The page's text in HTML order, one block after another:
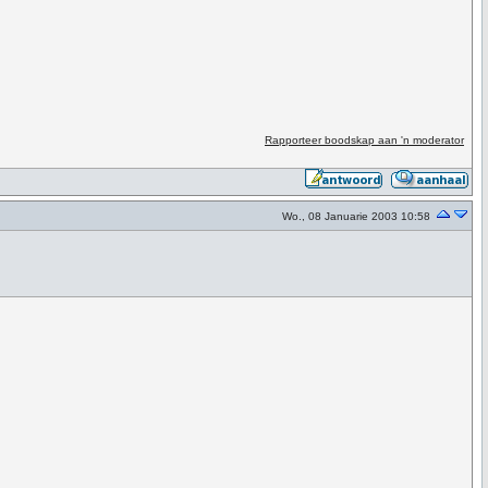
Rapporteer boodskap aan 'n moderator
Wo., 08 Januarie 2003 10:58